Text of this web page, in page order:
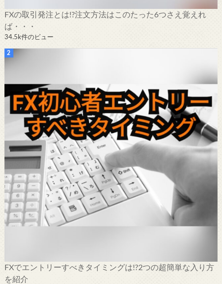
FXの取引発注とは!?注文方法はこのたった6つさえ覚えれ
ば・・・
34.5k件のビュー
FXでエントリーすべきタイミングは!?2つの超簡単な入り方
を紹介